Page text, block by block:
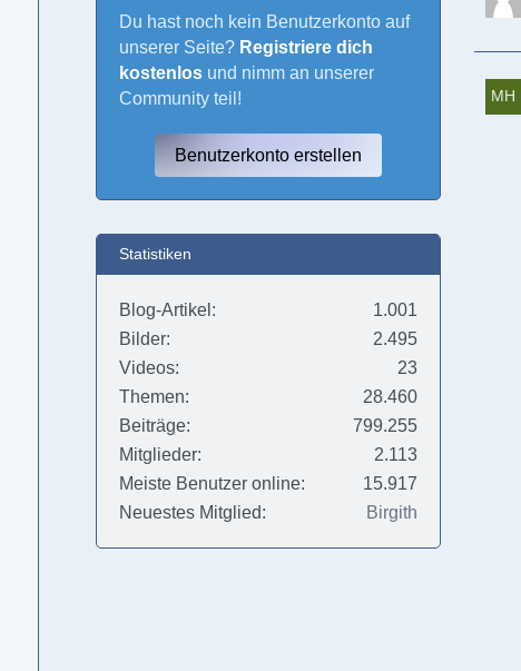
Du hast noch kein Benutzerkonto auf
unserer Seite? Registriere dich
kostenlos und nimm an unserer
Community teil!
Benutzerkonto erstellen
Statistiken
Blog-Artikel
1.001
Bilder
2.495
Videos
23
Themen
28.460
Beiträge
799.255
Mitglieder
2.113
Meiste Benutzer online
15.917
Neuestes Mitglied
Birgith